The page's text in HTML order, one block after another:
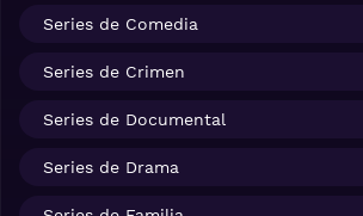
Series de Comedia
Series de Crimen
Series de Documental
Series de Drama